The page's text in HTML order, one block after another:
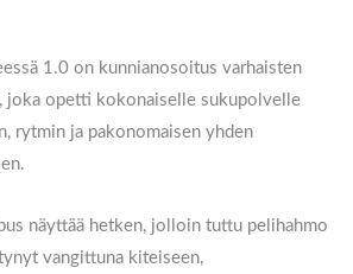
1.0 on kunnianosoitus varhaisten
joka opetti kokonaiselle sukupolvelle
rytmin ja pakonomaisen yhden
näyttää hetken, jolloin tuttu pelihahmo
vangittuna kiteiseen,